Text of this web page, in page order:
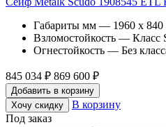
Габариты мм — 1960 x 840
Взломостойкость — Класс
Огнестойкость — Без
845 034 ₽ 869 600 ₽
Добавить в корзину
Хочу скидку
В корзину
Под заказ